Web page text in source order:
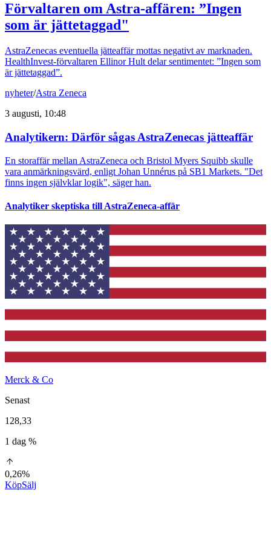
Förvaltaren om Astra-affären: ”Ingen
som är jättetaggad"
AstraZenecas eventuella jätteaffär mottas negativt av marknaden.
HealthInvest-förvaltaren Ellinor Hult delar sentimentet: ”Ingen som
är jättetaggad”.
nyheter/Astra Zeneca
3 augusti, 10:48
Analytikern: Därför sågas AstraZenecas jätteaffär
En storaffär mellan AstraZeneca och Bristol Myers Squibb skulle
vara anmärkningsvärd, enligt Johan Unnérus på SB1 Markets. "Det
finns ingen självklar logik", säger han.
Analytiker skeptiska till AstraZeneca-affär
Merck & Co
Senast
128,33
1 dag %
0,26%
KöpSälj